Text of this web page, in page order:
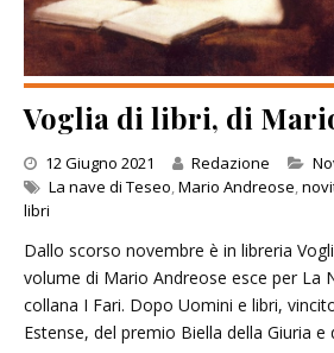
Voglia di libri, di
12 Giugno 2021 Redazione
La nave di Teseo Mario Andreose
libri
Dallo scorso novembre è in libreria
volume di Mario Andreose esce per La
collana I Fari. Dopo Uomini e libri,
Estense, del premio Biella della Giuria